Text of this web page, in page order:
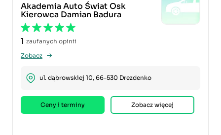
Akademia Auto Świat Osk
Kierowca Damian Badura
1 zaufanych opinii
Zobacz
ul. dąbrowskiej 10, 66-530 Drezdenko
Ceny i terminy Zobacz więcej